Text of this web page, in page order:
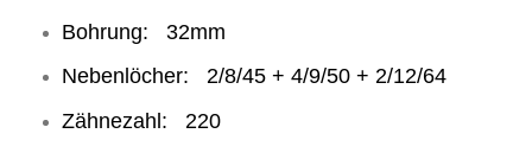
Bohrung: 32mm
Nebenlöcher: 2/8/45 + 4/9/50 + 2/12/64
Zähnezahl: 220